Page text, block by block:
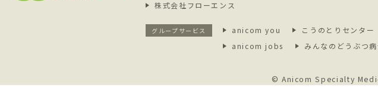
株式会社フローエンス
グループサービス anicom you こうのとりセンター
anicom jobs
みんなのどうぶつ
© Anicom Specialty